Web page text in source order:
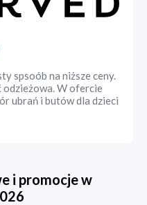
spsoób na niższe ceny.
odzieżowa. W ofercie
ubrań i butów dla dzieci
i promocje w